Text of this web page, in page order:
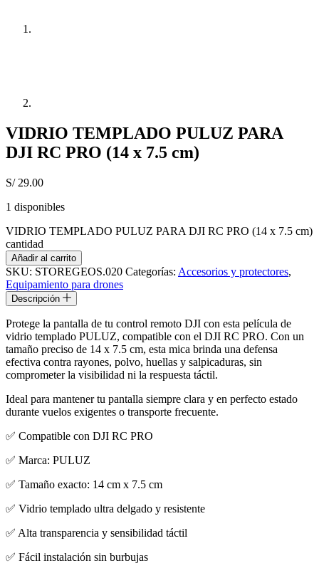
VIDRIO TEMPLADO PULUZ PARA
DJI RC PRO (14 x 7.5 cm)
S/29.00
1 disponibles
VIDRIO TEMPLADO PULUZ PARA DJI RC PRO (14 x 7.5 cm)
cantidad
Añadir al carrito
SKU: STOREGEOS.020 Categorías: Accesorios y protectores,
Equipamiento para drones
Descripción
Protege la pantalla de tu control remoto DJI con esta película de
vidrio templado PULUZ, compatible con el DJI RC PRO. Con un
tamaño preciso de 14 x 7.5 cm, esta mica brinda una defensa
efectiva contra rayones, polvo, huellas y salpicaduras, sin
comprometer la visibilidad ni la respuesta táctil.
Ideal para mantener tu pantalla siempre clara y en perfecto estado
durante vuelos exigentes o transporte frecuente.
✅ Compatible con DJI RC PRO
✅ Marca: PULUZ
✅ Tamaño exacto: 14 cm x 7.5 cm
✅ Vidrio templado ultra delgado y resistente
✅ Alta transparencia y sensibilidad táctil
✅ Fácil instalación sin burbujas